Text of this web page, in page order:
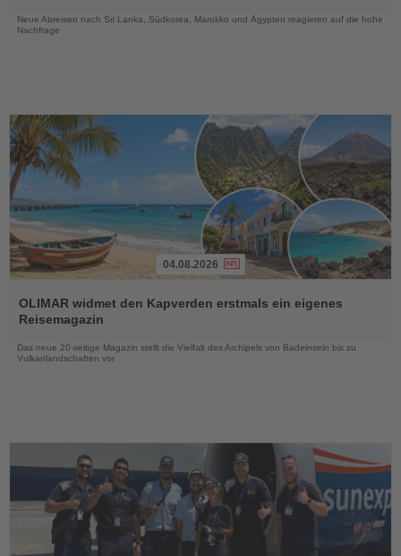
Neue Abreisen nach Sri Lanka, Südkorea, Marokko und Ägypten reagieren auf die hohe
Nachfrage
Sie
die
Nachrichten
04.08.2026
OLIMAR widmet den Kapverden erstmals ein eigenes
Reisemagazin
Das neue 20-seitige Magazin stellt die Vielfalt des Archipels von Badeinseln bis zu
Vulkanlandschaften vor